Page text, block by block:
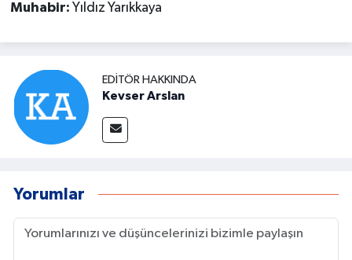
Muhabir: Yıldız Yarıkkaya
EDITÖR HAKKINDA
Kevser Arslan
Yorumlar